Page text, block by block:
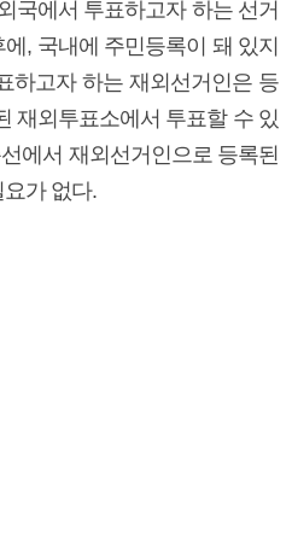
국에서 투표하고자 하는 선거
, 국내에 주민등록이 돼 있지
하고자 하는 재외선거인은 등
재외투표소에서 투표할 수 있
에서 재외선거인으로 등록된
가 없다.